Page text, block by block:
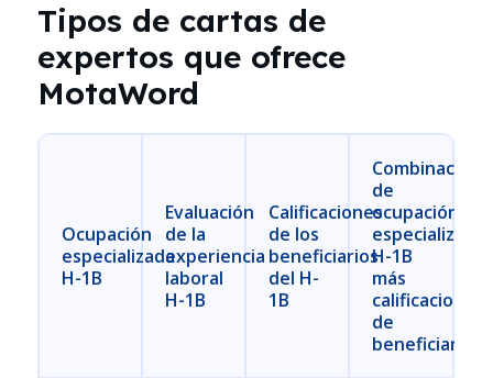
Tipos de cartas de
expertos que ofrece
MotaWord
Ocupación
especializada
H-1B
Evaluación
de la
experiencia
laboral
H-1B
Calificaciones
de los
beneficiarios
del H-
1B
Combinación
de
ocupación
especializada
H-1B
más
calificaciones
de
beneficiario